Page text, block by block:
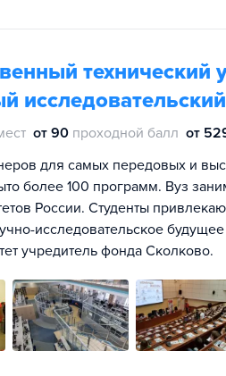
технический
от 90 проходной балл от
для самых передовых и
более 100 программ. Вуз
России. Студенты
исследовательское
учредитель фонда Сколково.